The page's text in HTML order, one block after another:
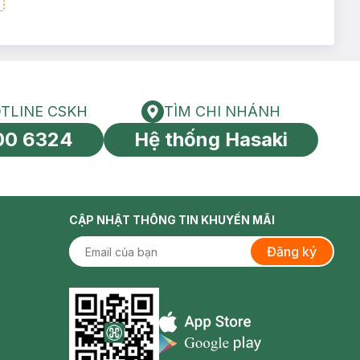
toàn cầu
HOTLINE CSKH
CSKH
6324
Tìm chi nhánh
TÌM CHI NHÁNH
Hệ thống Hasaki
CẬP NHẬT THÔNG TIN KHUYẾN MÃI
Đăng ký
Appstore icon